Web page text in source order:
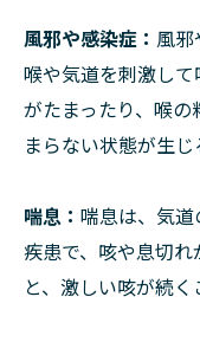
風邪や感染症： 風邪
喉や気道を刺激し
がたまったり、喉
まらない状態が生じ
喘息： 喘息は、気
疾患で、咳や息切
と、激しい咳が続く